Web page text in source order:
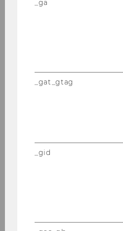
Katharina
_ga
_gat_gtag
_gid